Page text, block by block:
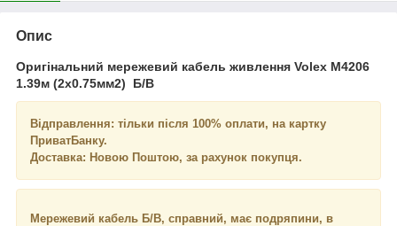
Опис
Оригінальний мережевий кабель живлення Volex M4206
1.39м (2x0.75мм2) Б/В
Відправлення: тільки після 100% оплати, на картку
ПриватБанку.
Доставка: Новою Поштою, за рахунок покупця.
Мережевий кабель Б/В, справний, має подряпини, в